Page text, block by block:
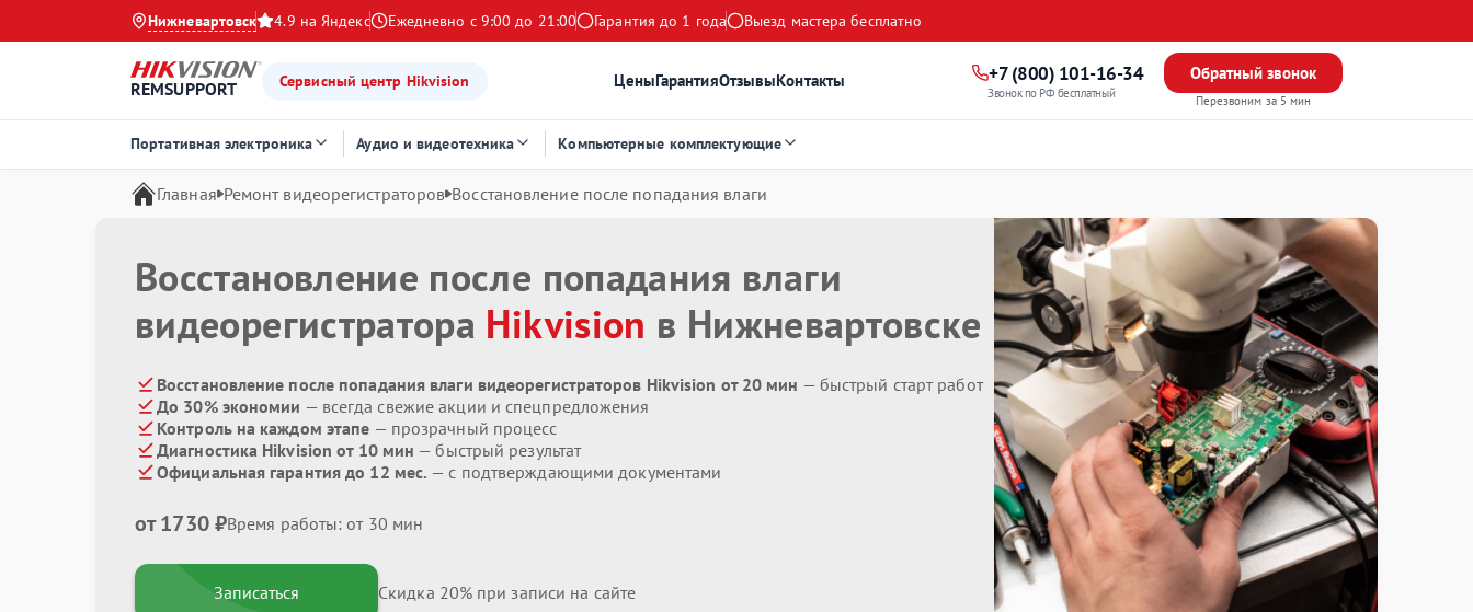
Нижневартовск 4.9 на Яндекс Ежедневно с 9:00 до 21:00 Гарантия до 1 года Выезд мастера бесплатно
REMSUPPORT Сервисный центр Hikvision ЦеныГарантияОтзывыКонтакты +7 (800) 101-16-34
Звонок по РФ бесплатный
Обратный звонок
Перезвоним за 5 мин
Портативная электроника Аудио и видеотехника Компьютерные комплектующие
Главная Ремонт видеорегистраторов Восстановление после попадания влаги
Восстановление после попадания влаги
видеорегистратора Hikvision в Нижневартовске
Восстановление после попадания влаги видеорегистраторов Hikvision от 20 мин — быстрый старт работ
До 30% экономии — всегда свежие акции и спецпредложения
Контроль на каждом этапе — прозрачный процесс
Диагностика Hikvision от 10 мин — быстрый результат
Официальная гарантия до 12 мес. — с подтверждающими документами
от 1730 ₽Время работы: от 30 мин
Записаться Скидка 20% при записи на сайте